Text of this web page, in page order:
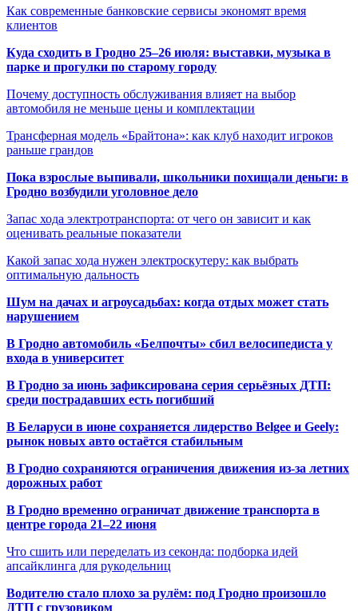
Как современные банковские сервисы экономят время
клиентов
Куда сходить в Гродно 25–26 июля: выставки, музыка в
парке и прогулки по старому городу
Почему доступность обслуживания влияет на выбор
автомобиля не меньше цены и комплектации
Трансферная модель «Брайтона»: как клуб находит игроков
раньше грандов
Пока взрослые выпивали, школьники похищали деньги: в
Гродно возбудили уголовное дело
Запас хода электротранспорта: от чего он зависит и как
оценивать реальные показатели
Какой запас хода нужен электроскутеру: как выбрать
оптимальную дальность
Шум на дачах и агроусадьбах: когда отдых может стать
нарушением
В Гродно автомобиль «Белпочты» сбил велосипедиста у
входа в университет
В Гродно за июнь зафиксирована серия серьёзных ДТП:
среди пострадавших есть погибший
В Беларуси в июне сохраняется лидерство Belgee и Geely:
рынок новых авто остаётся стабильным
В Гродно сохраняются ограничения движения из-за летних
дорожных работ
В Гродно временно ограничат движение транспорта в
центре города 21–22 июня
Что сшить или переделать из секонда: подборка идей
апсайклинга для рукодельниц
Водителю стало плохо за рулём: под Гродно произошло
ДТП с грузовиком